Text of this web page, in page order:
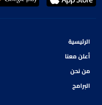
الرئيسية
أعلن معنا
من نحن
البرامج